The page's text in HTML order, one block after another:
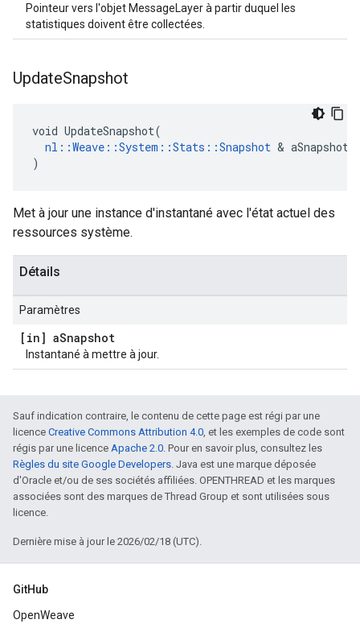
Pointeur vers l'objet MessageLayer à partir duquel les
statistiques doivent être collectées.
UpdateSnapshot
void UpdateSnapshot(
nl::Weave::System::Stats::Snapshot & aSnapshot
)
Met à jour une instance d'instantané avec l'état actuel des
ressources système.
Détails
Paramètres
[in] aSnapshot
Instantané à mettre à jour.
Sauf indication contraire, le contenu de cette page est régi par une
licence Creative Commons Attribution 4.0, et les exemples de code sont
régis par une licence Apache 2.0. Pour en savoir plus, consultez les
Règles du site Google Developers. Java est une marque déposée
d'Oracle et/ou de ses sociétés affiliées. OPENTHREAD et les marques
associées sont des marques de Thread Group et sont utilisées sous
licence.
Dernière mise à jour le 2026/02/18 (UTC).
GitHub
OpenWeave